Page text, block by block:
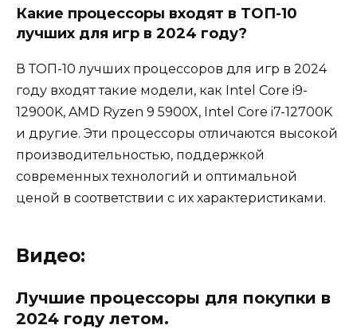
Какие процессоры входят в ТОП-10
лучших для игр в 2024 году?
В ТОП-10 лучших процессоров для игр в 2024
году входят такие модели, как Intel Core i9-
12900K, AMD Ryzen 9 5900X, Intel Core i7-12700K
и другие. Эти процессоры отличаются высокой
производительностью, поддержкой
современных технологий и оптимальной
ценой в соответствии с их характеристиками.
Видео:
Лучшие процессоры для покупки в
2024 году летом.